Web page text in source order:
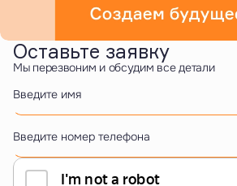
Оставьте заявку
Мы перезвоним и обсудим все детали
Введите имя
Введите номер телефона